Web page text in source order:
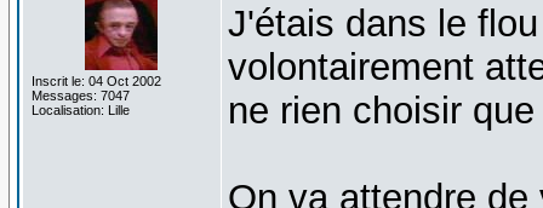
Inscrit le: 04 Oct 2002
Messages: 7047
Localisation: Lille
J'étais dans le
volontairement
ne rien choisir
On va attendre